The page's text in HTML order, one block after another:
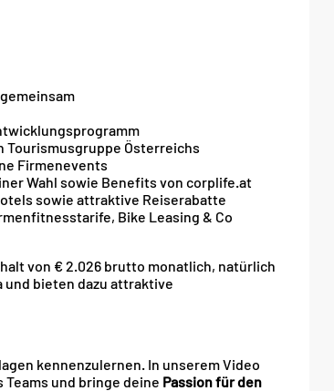
Österreichs
Firmenevents
Wahl sowie Benefits von corplife.at
sowie attraktive Reiserabatte
Bike Leasing & Co
von € 2.026 brutto monatlich, natürlich
bieten dazu attraktive
kennenzulernen. In unserem Video
und bringe deine Passion für den